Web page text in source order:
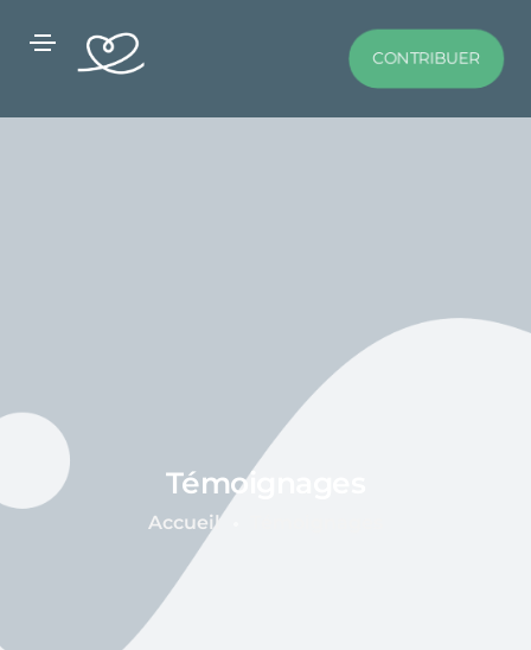
CONTRIBUER
Témoignages
Accueil